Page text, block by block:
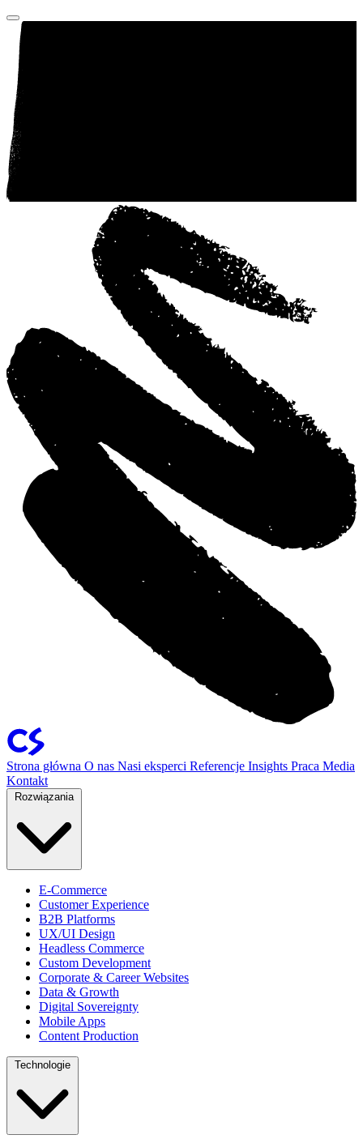
Strona główna O nas Nasi eksperci Referencje Insights Praca Media
Kontakt
Rozwiązania
E-Commerce
Customer Experience
B2B Platforms
UX/UI Design
Headless Commerce
Custom Development
Corporate & Career Websites
Data & Growth
Digital Sovereignty
Mobile Apps
Content Production
Technologie